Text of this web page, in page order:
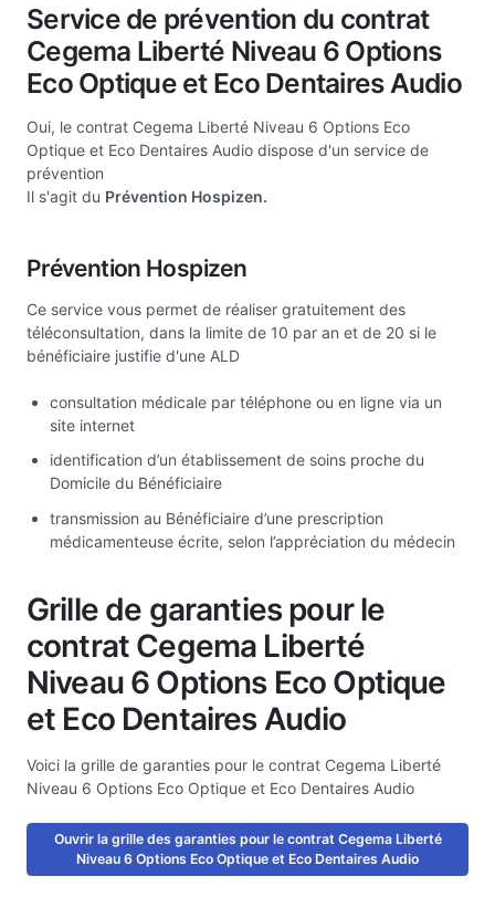
Service de prévention du contrat
Cegema Liberté Niveau 6 Options
Eco Optique et Eco Dentaires Audio
Oui, le contrat Cegema Liberté Niveau 6 Options Eco
Optique et Eco Dentaires Audio dispose d'un service de
prévention
Il s'agit du Prévention Hospizen.
Prévention Hospizen
Ce service vous permet de réaliser gratuitement des
téléconsultation, dans la limite de 10 par an et de 20 si le
bénéficiaire justifie d'une ALD
consultation médicale par téléphone ou en ligne via un
site internet
identification d’un établissement de soins proche du
Domicile du Bénéficiaire
transmission au Bénéficiaire d’une prescription
médicamenteuse écrite, selon l’appréciation du médecin
Grille de garanties pour le
contrat Cegema Liberté
Niveau 6 Options Eco Optique
et Eco Dentaires Audio
Voici la grille de garanties pour le contrat Cegema Liberté
Niveau 6 Options Eco Optique et Eco Dentaires Audio
Ouvrir la grille des garanties pour le contrat Cegema Liberté
Niveau 6 Options Eco Optique et Eco Dentaires Audio